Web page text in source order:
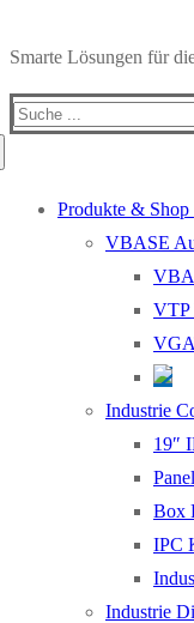
Smarte Lösungen für
Produkte & Shop
VBASE
VTP
Industrie
19″
Box
IPC
Industrie